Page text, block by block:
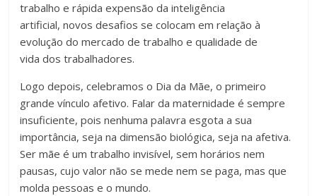
trabalho e rápida expensão da inteligência
artificial, novos desafios se colocam em relação à
evolução do mercado de trabalho e qualidade de
vida dos trabalhadores.
Logo depois, celebramos o Dia da Mãe, o primeiro
grande vínculo afetivo. Falar da maternidade é sempre
insuficiente, pois nenhuma palavra esgota a sua
importância, seja na dimensão biológica, seja na afetiva.
Ser mãe é um trabalho invisível, sem horários nem
pausas, cujo valor não se mede nem se paga, mas que
molda pessoas e o mundo.